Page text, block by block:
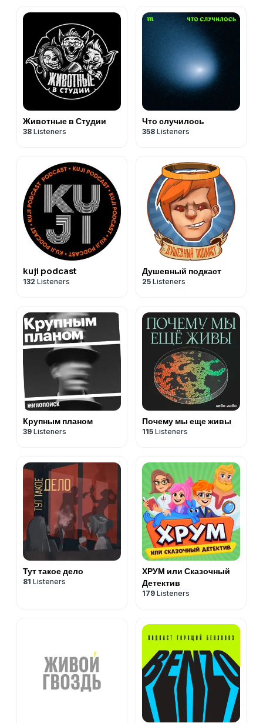
Животные в Студии
38 Listeners
Что случилось
358 Listeners
kuji podcast
132 Listeners
Душевный подкаст
25 Listeners
Крупным планом
39 Listeners
Почему мы еще живы
115 Listeners
Тут такое дело
81 Listeners
ХРУМ или Сказочный
Детектив
179 Listeners